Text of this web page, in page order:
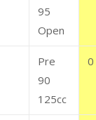
95
Open
Pre
90
125cc
0